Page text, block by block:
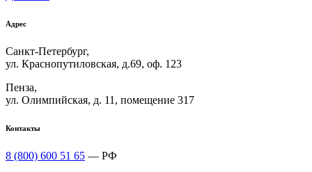
Адрес
Санкт-Петербург,
ул. Краснопутиловская, д.69, оф. 123
Пенза,
ул. Олимпийская, д. 11, помещение 317
Контакты
8 (800) 600 51 65 — РФ